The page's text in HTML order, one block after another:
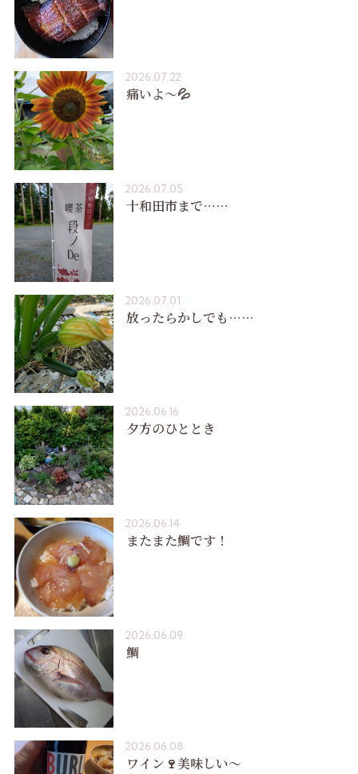
2026.07.22
痛いよ〜💦
2026.07.05
十和田市まで……
2026.07.01
放ったらかしでも……
2026.06.16
夕方のひととき
2026.06.14
またまた鯛です！
2026.06.09
鯛
2026.06.08
ワイン🍷美味しい〜